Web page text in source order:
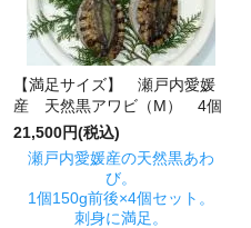
【満足サイズ】 瀬戸内愛媛
産 天然黒アワビ（M） 4個
21,500円(税込)
瀬戸内愛媛産の天然黒あわ
び。
1個150g前後×4個セット。
刺身に満足。